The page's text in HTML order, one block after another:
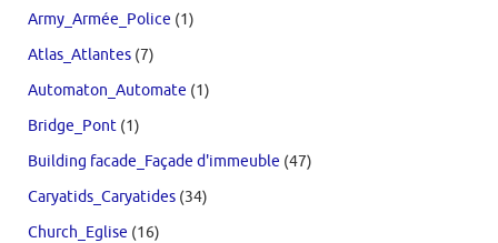
Army_Armée_Police (1)
Atlas_Atlantes (7)
Automaton_Automate (1)
Bridge_Pont (1)
Building facade_Façade d'immeuble (47)
Caryatids_Caryatides (34)
Church_Eglise (16)